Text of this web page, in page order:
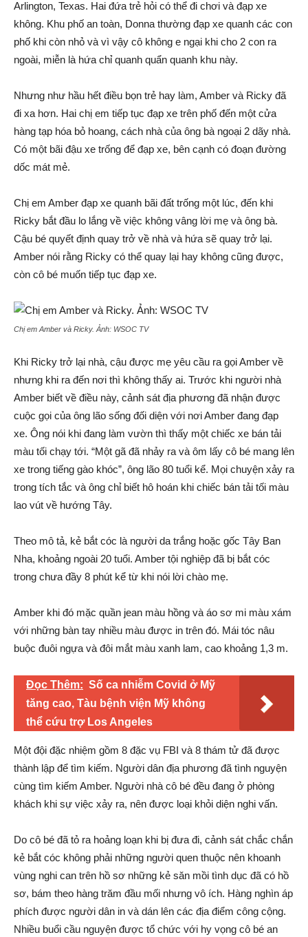
Arlington, Texas. Hai đứa trẻ hỏi có thể đi chơi và đạp xe
không. Khu phố an toàn, Donna thường đạp xe quanh các con
phố khi còn nhỏ và vì vậy cô không e ngại khi cho 2 con ra
ngoài, miễn là hứa chỉ quanh quẩn quanh khu này.
Nhưng như hầu hết điều bọn trẻ hay làm, Amber và Ricky đã
đi xa hơn. Hai chị em tiếp tục đạp xe trên phố đến một cửa
hàng tạp hóa bỏ hoang, cách nhà của ông bà ngoại 2 dãy nhà.
Có một bãi đậu xe trống để đạp xe, bên cạnh có đoạn đường
dốc mát mẻ.
Chị em Amber đạp xe quanh bãi đất trống một lúc, đến khi
Ricky bắt đầu lo lắng về việc không vâng lời mẹ và ông bà.
Cậu bé quyết định quay trở về nhà và hứa sẽ quay trở lại.
Amber nói rằng Ricky có thể quay lại hay không cũng được,
còn cô bé muốn tiếp tục đạp xe.
Chị em Amber và Ricky. Ảnh: WSOC TV
Khi Ricky trở lại nhà, cậu được mẹ yêu cầu ra gọi Amber về
nhưng khi ra đến nơi thì không thấy ai. Trước khi người nhà
Amber biết về điều này, cảnh sát địa phương đã nhận được
cuộc gọi của ông lão sống đối diện với nơi Amber đang đạp
xe. Ông nói khi đang làm vườn thì thấy một chiếc xe bán tải
màu tối chạy tới. “Một gã đã nhảy ra và ôm lấy cô bé mang lên
xe trong tiếng gào khóc”, ông lão 80 tuổi kể. Mọi chuyện xảy ra
trong tích tắc và ông chỉ biết hô hoán khi chiếc bán tải tối màu
lao vút về hướng Tây.
Theo mô tả, kẻ bắt cóc là người da trắng hoặc gốc Tây Ban
Nha, khoảng ngoài 20 tuổi. Amber tội nghiệp đã bị bắt cóc
trong chưa đầy 8 phút kể từ khi nói lời chào mẹ.
Amber khi đó mặc quần jean màu hồng và áo sơ mi màu xám
với những bàn tay nhiều màu được in trên đó. Mái tóc nâu
buộc đuôi ngựa và đôi mắt màu xanh lam, cao khoảng 1,3 m.
Đọc Thêm: Số ca nhiễm Covid ở Mỹ
tăng cao, Tàu bệnh viện Mỹ không
thể cứu trợ Los Angeles
Một đội đặc nhiệm gồm 8 đặc vụ FBI và 8 thám tử đã được
thành lập để tìm kiếm. Người dân địa phương đã tình nguyện
cùng tìm kiếm Amber. Người nhà cô bé đều đang ở phòng
khách khi sự việc xảy ra, nên được loại khỏi diện nghi vấn.
Do cô bé đã tỏ ra hoảng loạn khi bị đưa đi, cảnh sát chắc chắn
kẻ bắt cóc không phải những người quen thuộc nên khoanh
vùng nghi can trên hồ sơ những kẻ săn mồi tình dục đã có hồ
sơ, bám theo hàng trăm đầu mối nhưng vô ích. Hàng nghìn áp
phích được người dân in và dán lên các địa điểm công cộng.
Nhiều buổi cầu nguyện được tổ chức với hy vọng cô bé an